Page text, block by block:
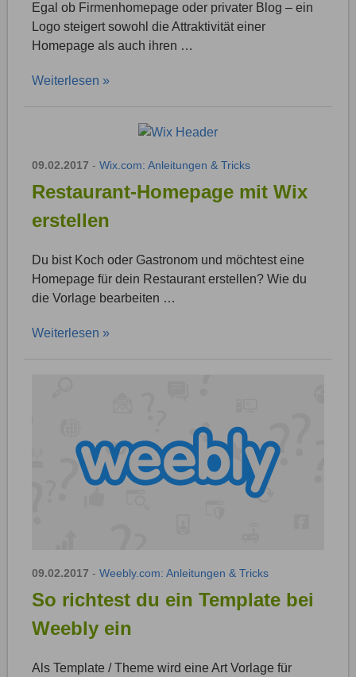
Egal ob Firmenhomepage oder privater Blog – ein
Logo steigert sowohl die Attraktivität einer
Homepage als auch ihren …
Weiterlesen »
09.02.2017 - Wix.com: Anleitungen & Tricks
Restaurant-Homepage mit Wix
erstellen
Du bist Koch oder Gastronom und möchtest eine
Homepage für dein Restaurant erstellen? Wie du
die Vorlage bearbeiten …
Weiterlesen »
09.02.2017 - Weebly.com: Anleitungen & Tricks
So richtest du ein Template bei
Weebly ein
Als Template / Theme wird eine Art Vorlage für